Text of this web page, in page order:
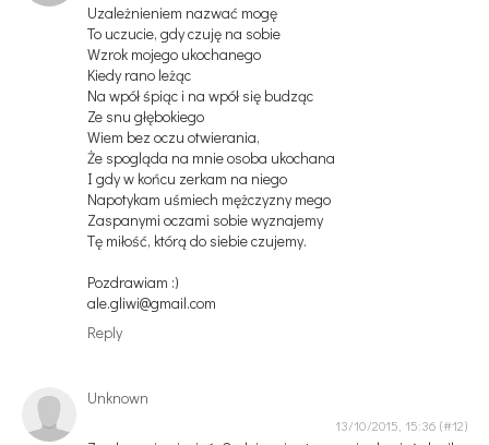
Uzależnieniem nazwać mogę
To uczucie, gdy czuję na sobie
Wzrok mojego ukochanego
Kiedy rano leżąc
Na wpół śpiąc i na wpół się budząc
Ze snu głębokiego
Wiem bez oczu otwierania,
Że spogląda na mnie osoba ukochana
I gdy w końcu zerkam na niego
Napotykam uśmiech mężczyzny mego
Zaspanymi oczami sobie wyznajemy
Tę miłość, którą do siebie czujemy.
Pozdrawiam :)
ale.gliwi@gmail.com
Reply
Unknown
13/10/2015, 15:36